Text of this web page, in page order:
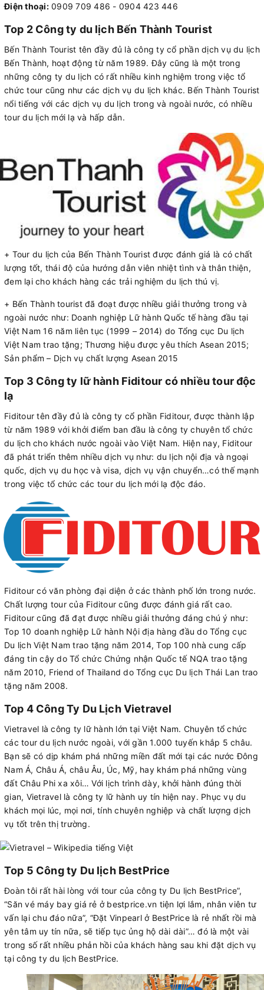
Điện thoại:0909 709 486 - 0904 423 446
Top 2 Công ty du lịch Bến Thành Tourist
Bến Thành Tourist tên đầy đủ là công ty cổ phần dịch vụ du lịch
Bến Thành, hoạt động từ năm 1989. Đây cũng là một trong
những công ty du lịch có rất nhiều kinh nghiệm trong việc tổ
chức tour cũng như các dịch vụ du lịch khác. Bến Thành Tourist
nổi tiếng với các dịch vụ du lịch trong và ngoài nước, có nhiều
tour du lịch mới lạ và hấp dẫn.
+ Tour du lịch của Bến Thành Tourist được đánh giá là có chất
lượng tốt, thái độ của hướng dẫn viên nhiệt tình và thân thiện,
đem lại cho khách hàng các trải nghiệm du lịch thú vị.
+ Bến Thành tourist đã đoạt được nhiều giải thưởng trong và
ngoài nước như: Doanh nghiệp Lữ hành Quốc tế hàng đầu tại
Việt Nam 16 năm liên tục (1999 – 2014) do Tổng cục Du lịch
Việt Nam trao tặng; Thương hiệu được yêu thích Asean 2015;
Sản phẩm – Dịch vụ chất lượng Asean 2015
Top 3 Công ty lữ hành Fiditour có nhiều tour độc
lạ
Fiditour tên đầy đủ là công ty cổ phần Fiditour, được thành lập
từ năm 1989 với khởi điểm ban đầu là công ty chuyên tổ chức
du lịch cho khách nước ngoài vào Việt Nam. Hiện nay, Fiditour
đã phát triển thêm nhiều dịch vụ như: du lịch nội địa và ngoại
quốc, dịch vụ du học và visa, dịch vụ vận chuyển…có thế mạnh
trong việc tổ chức các tour du lịch mới lạ độc đáo.
Fiditour có văn phòng đại diện ở các thành phố lớn trong nước.
Chất lượng tour của Fiditour cũng được đánh giá rất cao.
Fiditour cũng đã đạt được nhiều giải thưởng đáng chú ý như:
Top 10 doanh nghiệp Lữ hành Nội địa hàng đầu do Tổng cục
Du lịch Việt Nam trao tặng năm 2014, Top 100 nhà cung cấp
đáng tin cậy do Tổ chức Chứng nhận Quốc tế NQA trao tặng
năm 2010, Friend of Thailand do Tổng cục Du lịch Thái Lan trao
tặng năm 2008.
Top 4 Công Ty Du Lịch Vietravel
Vietravel là công ty lữ hành lớn tại Việt Nam. Chuyên tổ chức
các tour du lịch nước ngoài, với gần 1.000 tuyến khắp 5 châu.
Bạn sẽ có dịp khám phá những miền đất mới tại các nước Đông
Nam Á, Châu Á, châu Âu, Úc, Mỹ, hay khám phá những vùng
đất Châu Phi xa xôi… Với lịch trình dày, khởi hành đúng thời
gian, Vietravel là công ty lữ hành uy tín hiện nay. Phục vụ du
khách mọi lúc, mọi nơi, tính chuyên nghiệp và chất lượng dịch
vụ tốt trên thị trường.
Top 5 Công ty Du lịch BestPrice
Đoàn tôi rất hài lòng với tour của công ty Du lịch BestPrice”,
“Săn vé máy bay giá rẻ ở bestprice.vn tiện lợi lắm, nhân viên tư
vấn lại chu đáo nữa”, “Đặt Vinpearl ở BestPrice là rẻ nhất rồi mà
yên tâm uy tín nữa, sẽ tiếp tục ủng hộ dài dài”… đó là một vài
trong số rất nhiều phản hồi của khách hàng sau khi đặt dịch vụ
tại công ty du lịch BestPrice.